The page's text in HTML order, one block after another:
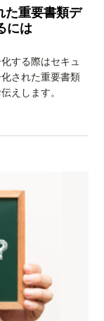
た重要書類デ
には
する際はセキュ
された重要書類
えします。